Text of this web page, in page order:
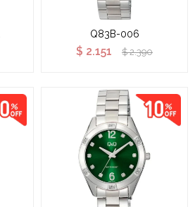
Q83B-006
$ 2.151 $ 2.390